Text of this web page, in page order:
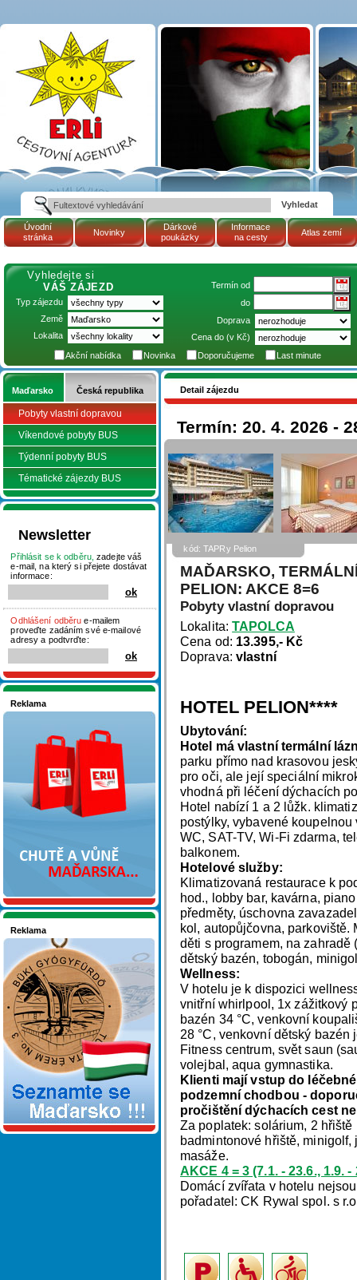
Termín 20.4.2026 -
28.4.2026 (Maďarsko,
termální lázně
TAPOLCA - hotel
PELION: AKCE 8=6)
| Cestovní kancelář
ERLI zájezdy
Maďarsko, dovolená v
Maďarsku, pobyty,
termály
Úvodní
stránka
Novinky
Dárkové
poukázky
Informace
na cesty
Atlas zemí
Vyhledejte si
VÁŠ ZÁJEZD
Typ zájezdu
Země
Lokalita
Termín od
do
Doprava
Cena do (v Kč)
Akční nabídka
Novinka Doporučujeme Last minute
Maďarsko Česká republika
Pobyty vlastní dopravou
Víkendové pobyty BUS
Týdenní pobyty BUS
Tématické zájezdy BUS
Newsletter
Přihlásit se k odběru, zadejte váš
e-mail, na který si přejete dostávat
informace:
Odhlášení odběru e-mailem
proveďte zadáním své e-mailové
adresy a podtvrďte:
Reklama
Reklama
Seznamete se - Maďarsko
Detail zájezdu
Termín: 20. 4. 2026 -
kód: TAPRy Pelion
MAĎARSKO,
PELION: AKCE 8=6
Pobyty vlastní dopravou
Lokalita:TAPOLCA
Cena od: 13.395,- Kč
Doprava:vlastní
HOTEL PELION****
Ubytování:
Hotel má vlastní termální
parku přímo nad krasovou
pro oči, ale její speciální
vhodná při léčení dýchacích
Hotel nabízí 1 a 2 lůžk.
postýlky, vybavené
WC, SAT-TV, Wi-Fi zdarma,
balkonem.
Hotelové služby:
Klimatizovaná restaurace k
hod., lobby bar, kavárna,
předměty, úschovna
kol, autopůjčovna,
děti s programem, na
dětský bazén, tobogán,
Wellness:
V hotelu je k dispozici
vnitřní whirlpool, 1x zážitkový
bazén 34 °C, venkovní
28 °C, venkovní dětský
Fitness centrum, svět saun
volejbal, aqua gymnastika.
Klienti mají vstup do
podzemní chodbou -
pročištění dýchacích cest
Za poplatek: solárium, 2
badmintonové hřiště,
masáže.
AKCE 4 = 3 (7.1. - 23.6., 1.9.
Domácí zvířata v hotelu
pořadatel: CK Rywal spol. s